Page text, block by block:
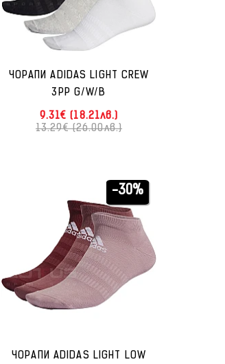
ЧОРАПИ ADIDAS LIGHT CREW
3PP G/W/B
9.31€ (18.21лв.)
13.29€ (26.00лв.)
-30%
ЧОРАПИ ADIDAS LIGHT LOW